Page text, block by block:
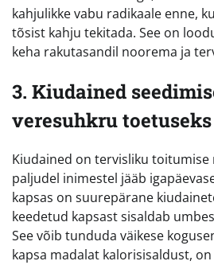
kahjulikke vabu radikaale enne,
tõsist kahju tekitada. See on
keha rakutasandil noorema ja
3. Kiudained
veresuhkru toetuseks
Kiudained on tervisliku toitumise
paljudel inimestel jääb
kapsas on suurepärane
keedetud kapsast sisaldab
See võib tunduda väikese
kapsa madalat kalorisisaldust, on